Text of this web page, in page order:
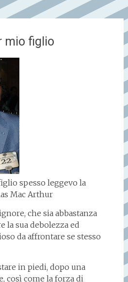
mio figlio
spesso leggevo la
Mac Arthur
che sia abbastanza
la sua debolezza ed
da affrontare se stesso
in piedi, dopo una
così come la forza di